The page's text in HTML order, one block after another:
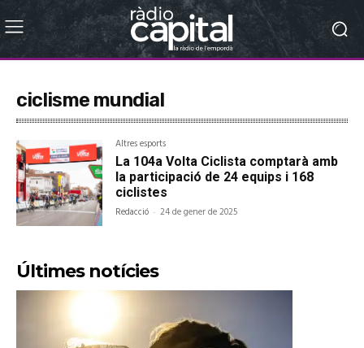
ciclisme mundial
Altres esports
La 104a Volta Ciclista comptarà amb
la participació de 24 equips i 168
ciclistes
Redacció - 24 de gener de 2025
Últimes notícies